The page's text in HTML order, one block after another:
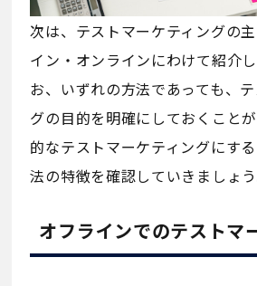
次は、テストマーケティングの
イン・オンラインにわけて紹介
お、いずれの方法であっても、
グの目的を明確にしておくこと
的なテストマーケティングにす
法の特徴を確認していきましょう
オフラインでのテストマ